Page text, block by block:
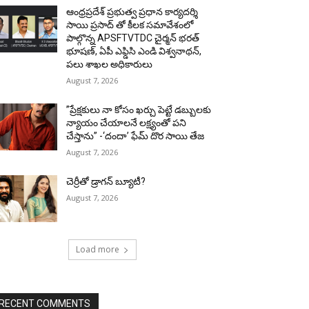
ఆంధ్రప్రదేశ్ ప్రభుత్వ ప్రధాన కార్యదర్శి
సాయి ప్రసాద్ తో కీలక సమావేశంలో
పాల్గొన్న APSFTVTDC చైర్మన్ భరత్
భూషణ్, ఏపీ ఎఫ్డిసి ఎండి విశ్వనాథన్,
పలు శాఖల అధికారులు
August 7, 2026
”ప్రేక్షకులు నా కోసం ఖర్చు పెట్టే డబ్బులకు
న్యాయం చేయాలనే లక్ష్యంతో పని
చేస్తాను” -‘దందా’ ఫేమ్ దొర సాయి తేజ
August 7, 2026
చెర్రీతో డ్రాగన్ బ్యూటీ?
August 7, 2026
Load more
COMMENTS